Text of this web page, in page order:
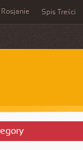
Rosjanie Spis Treści